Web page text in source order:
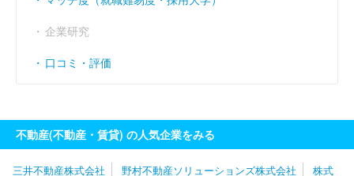
企業研究
口コミ・評価
不動産(不動産・賃貸) の人気企業をみる
三井不動産株式会社 野村不動産ソリューションズ株式会社
株式